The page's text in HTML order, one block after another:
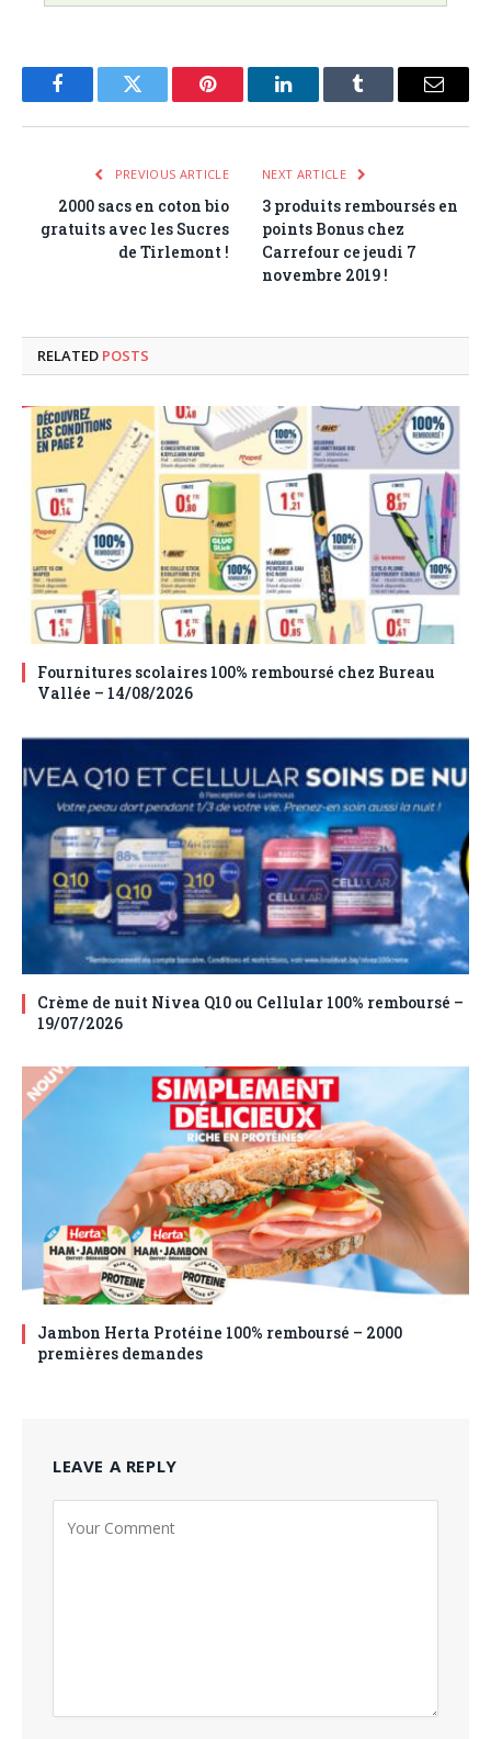
FacebookTwitter Pinterest LinkedInTumblr Email
PREVIOUS ARTICLE
2000 sacs en coton bio
gratuits avec les Sucres
de Tirlemont !
NEXT ARTICLE
3 produits remboursés en
points Bonus chez
Carrefour ce jeudi 7
novembre 2019 !
RELATED POSTS
Fournitures scolaires 100% remboursé chez Bureau
Vallée – 14/08/2026
Crème de nuit Nivea Q10 ou Cellular 100% remboursé –
19/07/2026
Jambon Herta Protéine 100% remboursé – 2000
premières demandes
LEAVE A REPLY